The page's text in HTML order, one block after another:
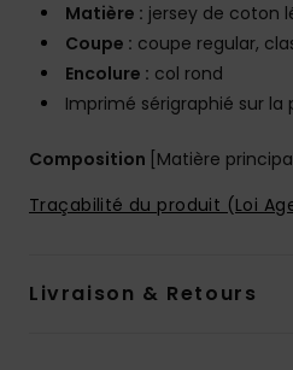
Matière : jersey de coton
Coupe : coupe regular,
Encolure : col rond
Imprimé sérigraphié sur la
Composition [Matière
Traçabilité du produit (Loi
Livraison & Retours